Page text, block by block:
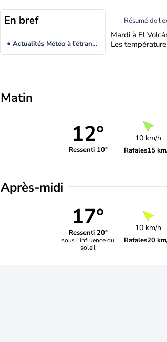
En bref
Actualités Météo à l'étranger
Résumé de
Mardi à El
Les
Matin
12°
Ressenti 10°
10 km/h
Rafales15
Après-midi
17°
Ressenti 20°
sous l’influence du
soleil
10 km/h
Rafales20